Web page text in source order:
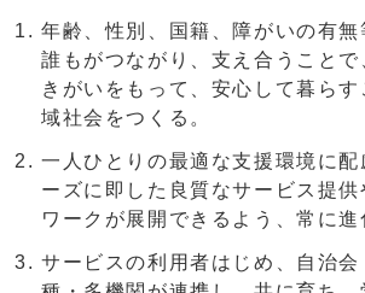
年齢、性別、国籍、障がいの有無
誰もがつながり、支え合うことで
きがいをもって、安心して暮ら
域社会をつくる。
一人ひとりの最適な支援環境に配
ーズに即した良質なサービス提供
ワークが展開できるよう、常に進
サービスの利用者はじめ、自治会